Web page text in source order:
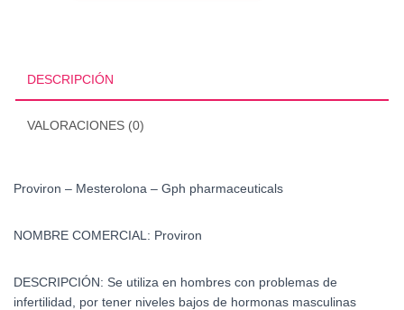
DESCRIPCIÓN
VALORACIONES (0)
Proviron – Mesterolona – Gph pharmaceuticals
NOMBRE COMERCIAL: Proviron
DESCRIPCIÓN: Se utiliza en hombres con problemas de
infertilidad, por tener niveles bajos de hormonas masculinas